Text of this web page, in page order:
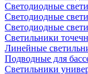
Светодиодные
Светодиодные
Светодиодные
Светильники
Линейные
Подводные для
Светильники